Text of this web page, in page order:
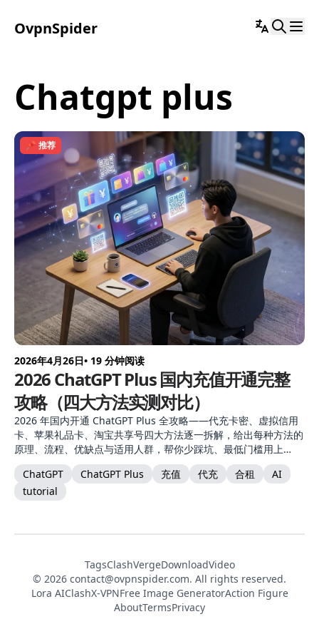
OvpnSpider
chatgpt plus
📌 推荐
2026年4月26日• 19 分钟阅读
2026 ChatGPT Plus 国内充值开通完整
攻略（四大方法实测对比）
2026 年国内开通 ChatGPT Plus 全攻略——代充卡密、虚拟信用
卡、苹果礼品卡、淘宝共享号四大方法逐一拆解，给出每种方法的
原理、流程、优缺点与适用人群，帮你少踩坑、最低门槛用上
GPT-5。
ChatGPT ChatGPT Plus 充值 代充 合租
AI
tutorial
TagsClashVergeDownloadVideo
© 2026 contact@ovpnspider.com. All rights reserved.
Lora AIClashX-VPNFree Image GeneratorAction Figure
AboutTermsPrivacy